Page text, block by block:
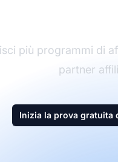
più programmi di
partner
Inizia la prova gratuita